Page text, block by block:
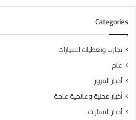
Categories
تجارب وتغطيات السيارات
عام
أخبار المرور
أخبار محلية وعالمية عامة
أخبار السيارات